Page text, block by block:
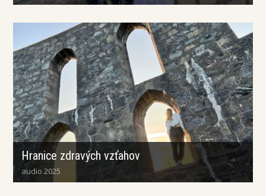
Hranice zdravých vzťahov
audio 2025